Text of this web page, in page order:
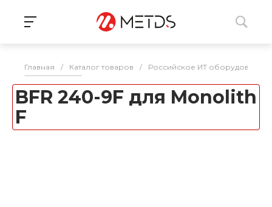
Главная / Каталог товаров / Российское ИТ оборудование
BFR 240-9F для Monolith
F